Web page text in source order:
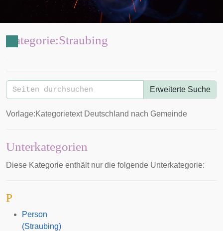
Kategorie:Straubing
Erweiterte Suche
Vorlage:Kategorietext Deutschland nach Gemeinde
Unterkategorien
Diese Kategorie enthält nur die folgende Unterkategorie:
P
Person
(Straubing)